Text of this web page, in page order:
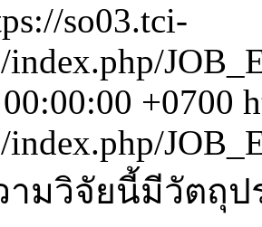
so03.tci-
+0700
ามวิจัยนี้มีวัตถุป